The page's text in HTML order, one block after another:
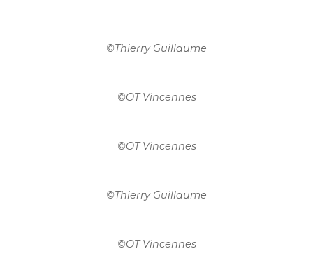
©Thierry Guillaume
©OT Vincennes
©OT Vincennes
©Thierry Guillaume
©OT Vincennes